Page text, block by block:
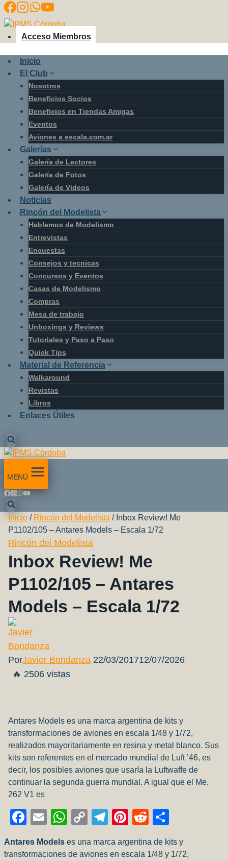
Saltar
al
contenido
Acceso Miembros
Inicio
El Club
Nosotros
Beneficios Socios
Beneficios en Tiendas Amigas
Eventos
Aviones a escala.com.ar
Galerías
Galería de Lectores
Galería de Fotos
Galería de Videos
Noticias
Rincón del Modelista
Hablemos de Modelismo
Entrevistas
Encuestas
Consejos y tecnicas
Concursos y Eventos
Casas de Modelismo
Compras
Mesa de trabajo
Unboxings y Reviews
Tutoriales y Paso a Paso
Quick Tips
Material de Referencia
Walkaround
Revistas
Libros
Enlaces Útiles
MENÚ
Inicio / Rincón del Modelista / Inbox Review! Me
P1102/105 – Antares Models – Escala 1/72
Rincón del Modelista
Inbox Review! Me
P1102/105 – Antares
Models – Escala 1/72
PorJavier Bondanza 22/03/201712/07/2026
🔥 2506 vistas
Antares Models es una marca argentina de kits y
transformaciones de aviones en escala 1/48 y 1/72,
realizados mayoritariamente en resina y metal blanco. Sus
kits son referentes en el mercado mundial de Luft ’46, es
decir, los posibles aviones que usaría la Luftwaffe de
continuar la segunda guerra mundial. A igual que el Me.
262 V1 es
Facebook
EmailWhatsApp
CopyTelegram
Pinterest
Reddit
Antares Models es una marca argentina de kits y
transformaciones de aviones en escala 1/48 y 1/72,